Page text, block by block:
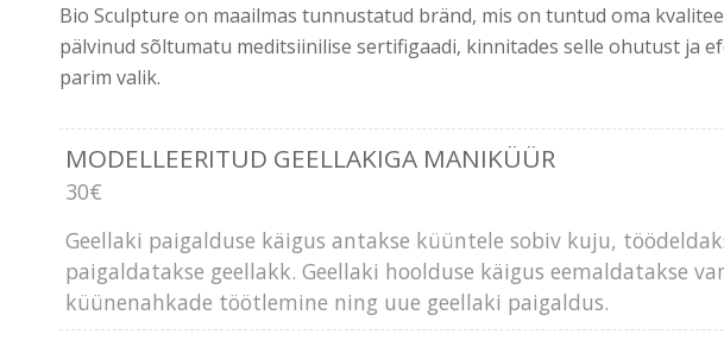
Bio Sculpture on maailmas tunnustatud bränd, mis on tuntud oma
pälvinud sõltumatu meditsiinilise sertifigaadi, kinnitades selle ohutust ja
parim valik.
MODELLEERITUD GEELLAKIGA MANIKÜÜR
30€
Geellaki paigalduse käigus antakse küüntele sobiv kuju,
paigaldatakse geellakk. Geellaki hoolduse käigus eemaldatakse
küünenahkade töötlemine ning uue geellaki paigaldus.